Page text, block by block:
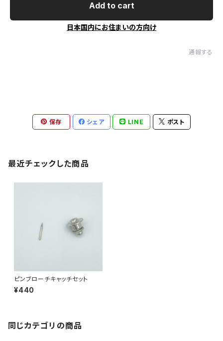
Add to cart
日本国内にお住まいの方向け
通報する
保存 シェア LINE ポスト
最近チェックした商品
ピンブローチキャッチセット
¥440
同じカテゴリの商品